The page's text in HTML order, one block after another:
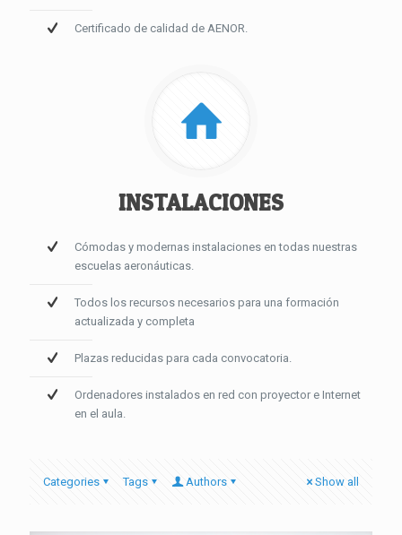
Certificado de calidad de AENOR.
INSTALACIONES
Cómodas y modernas instalaciones en todas nuestras
escuelas aeronáuticas.
Todos los recursos necesarios para una formación
actualizada y completa
Plazas reducidas para cada convocatoria.
Ordenadores instalados en red con proyector e Internet
en el aula.
Categories Tags Authors Show all